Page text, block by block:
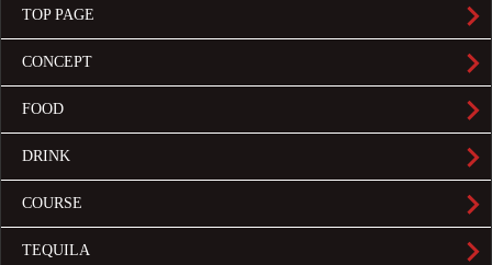
TOP PAGE
CONCEPT
FOOD
DRINK
COURSE
TEQUILA